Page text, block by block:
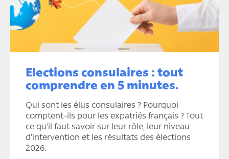
Elections consulaires : tout
comprendre en 5 minutes.
Qui sont les élus consulaires ? Pourquoi
comptent-ils pour les expatriés français ? Tout
ce qu'il faut savoir sur leur rôle, leur niveau
d’intervention et les résultats des élections
2026.